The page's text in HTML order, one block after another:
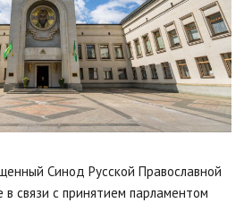
Синод Русской Православной
в связи с принятием парламентом